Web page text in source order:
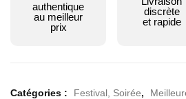
authentique
au meilleur
prix
discrète
et rapide
Catégories : Festival, Soirée,